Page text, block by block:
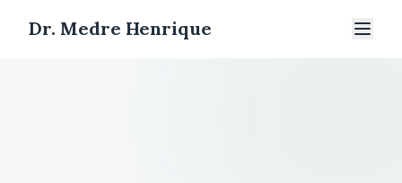
Dr. Medre Henrique